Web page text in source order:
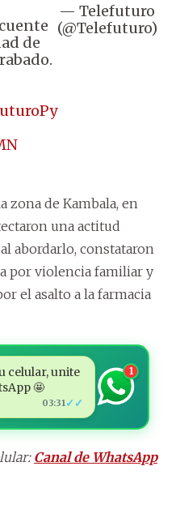
de
— Telefuturo
(@Telefuturo)
zona de Kambala, en
una actitud
abordarlo, constataron
por violencia familiar y
el asalto a la farmacia
celular, unite
🤩
03:31 ✓✓
1
Canal de WhatsApp